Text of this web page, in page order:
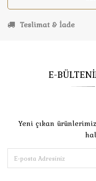
Teslimat & İade
E-
Yeni çıkan